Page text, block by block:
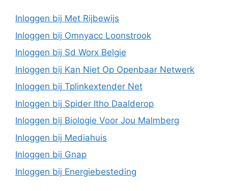
Inloggen bij Met Rijbewijs
Inloggen bij Omnyacc Loonstrook
Inloggen bij Sd Worx Belgie
Inloggen bij Kan Niet Op Openbaar Netwerk
Inloggen bij Tplinkextender Net
Inloggen bij Spider Itho Daalderop
Inloggen bij Biologie Voor Jou Malmberg
Inloggen bij Mediahuis
Inloggen bij Gnap
Inloggen bij Energiebesteding